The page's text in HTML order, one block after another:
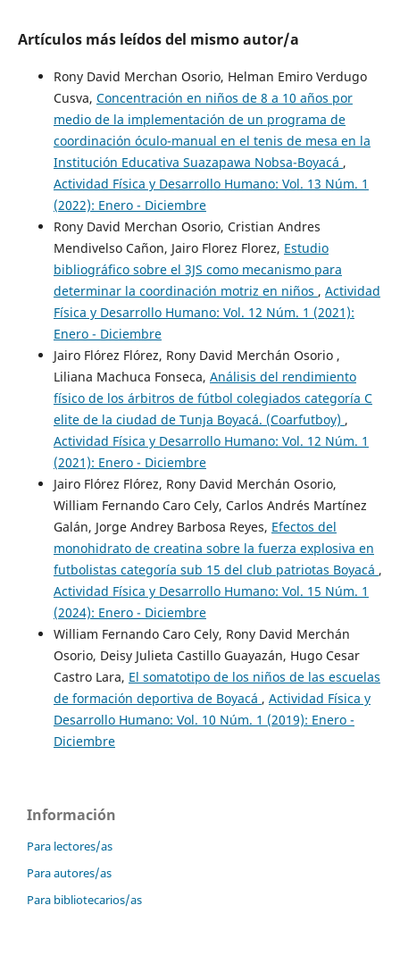
Artículos más leídos del mismo autor/a
Rony David Merchan Osorio, Helman Emiro Verdugo
Cusva, Concentración en niños de 8 a 10 años por
medio de la implementación de un programa de
coordinación óculo-manual en el tenis de mesa en la
Institución Educativa Suazapawa Nobsa-Boyacá ,
Actividad Física y Desarrollo Humano: Vol. 13 Núm. 1
(2022): Enero - Diciembre
Rony David Merchan Osorio, Cristian Andres
Mendivelso Cañon, Jairo Florez Florez, Estudio
bibliográfico sobre el 3JS como mecanismo para
determinar la coordinación motriz en niños , Actividad
Física y Desarrollo Humano: Vol. 12 Núm. 1 (2021):
Enero - Diciembre
Jairo Flórez Flórez, Rony David Merchán Osorio ,
Liliana Machuca Fonseca, Análisis del rendimiento
físico de los árbitros de fútbol colegiados categoría C
elite de la ciudad de Tunja Boyacá. (Coarfutboy) ,
Actividad Física y Desarrollo Humano: Vol. 12 Núm. 1
(2021): Enero - Diciembre
Jairo Flórez Flórez, Rony David Merchán Osorio,
William Fernando Caro Cely, Carlos Andrés Martínez
Galán, Jorge Andrey Barbosa Reyes, Efectos del
monohidrato de creatina sobre la fuerza explosiva en
futbolistas categoría sub 15 del club patriotas Boyacá ,
Actividad Física y Desarrollo Humano: Vol. 15 Núm. 1
(2024): Enero - Diciembre
William Fernando Caro Cely, Rony David Merchán
Osorio, Deisy Julieta Castillo Guayazán, Hugo Cesar
Castro Lara, El somatotipo de los niños de las escuelas
de formación deportiva de Boyacá , Actividad Física y
Desarrollo Humano: Vol. 10 Núm. 1 (2019): Enero -
Diciembre
Información
Para lectores/as
Para autores/as
Para bibliotecarios/as